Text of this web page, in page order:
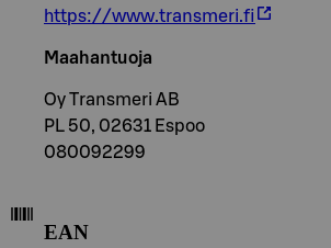
https://www.transmeri.fi
Maahantuoja
Oy Transmeri AB
PL 50, 02631 Espoo
080092299
EAN